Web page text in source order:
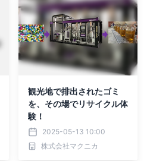
観光地で排出されたゴミ
を、その場でリサイクル体
験！
2025-05-13 10:00
株式会社マクニカ